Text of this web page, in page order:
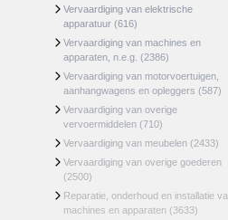
Vervaardiging van elektrische
apparatuur (616)
Vervaardiging van machines en
apparaten, n.e.g. (2386)
Vervaardiging van motorvoertuigen,
aanhangwagens en opleggers (587)
Vervaardiging van overige
vervoermiddelen (710)
Vervaardiging van meubelen (2433)
Vervaardiging van overige goederen
(2500)
Reparatie, onderhoud en installatie
machines en apparaten (3633)